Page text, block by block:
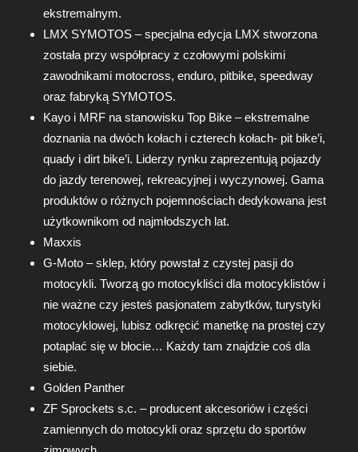
ekstremalnym.
LMX SYMOTOS – specjalna edycja LMX stworzona
została przy współpracy z czołowymi polskimi
zawodnikami motocross, enduro, pitbike, speedway
oraz fabryką SYMOTOS.
Kayo i MRF na stanowisku Top Bike – ekstremalne
doznania na dwóch kołach i czterech kołach- pit bike’i,
quady i dirt bike’i. Liderzy rynku zaprezentują pojazdy
do jazdy terenowej, rekreacyjnej i wyczynowej. Gama
produktów o różnych pojemnościach dedykowana jest
użytkownikom od najmłodszych lat.
Maxxis
G-Moto – sklep, który powstał z czystej pasji do
motocykli. Tworzą go motocykliści dla motocyklistów i
nie ważne czy jesteś pasjonatem zabytków, turystyki
motocyklowej, lubisz odkręcić manetkę na prostej czy
potaplać się w błocie… Każdy tam znajdzie coś dla
siebie.
Golden Panther
ZF Sprockets s.c. – producent akcesoriów i części
zamiennych do motocykli oraz sprzętu do sportów